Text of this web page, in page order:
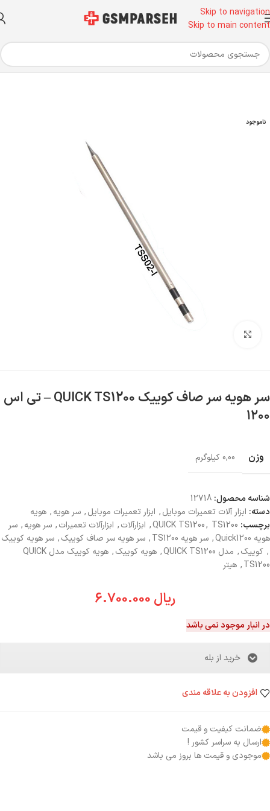
Skip to navigation
Skip to main content
خانه ابزار آلات تعمیرات موبایل ابزار تعمیرات موبایل سر هویه
ناموجود
سر هویه سر صاف کوییک QUICK TS1200 – تی اس
۱۲۰۰
وزن 0,00 کیلوگرم
شناسه محصول: 12718
دسته: ابزار آلات تعمیرات موبایل, ابزار تعمیرات موبایل, سر هویه, هویه
برچسب:
QUICK TS1200, TS1200
, ابزارآلات, ابزارآلات تعمیرات, سر هویه, سر
هویه Quick1200
, سر هویه TS1200 , سر هویه سر صاف کوییک, سر هویه کوییک
, کوییک, مدل QUICK TS1200 , هویه کوییک,
هویه کوییک مدل QUICK
TS1200
, هیتر
ریال
در انبار موجود نمی باشد
خرید از بله
افزودن به علاقه مندی
ضمانت کیفیت و قیمت
ارسال به سراسر کشور !
موجودی و قیمت ها بروز می باشد